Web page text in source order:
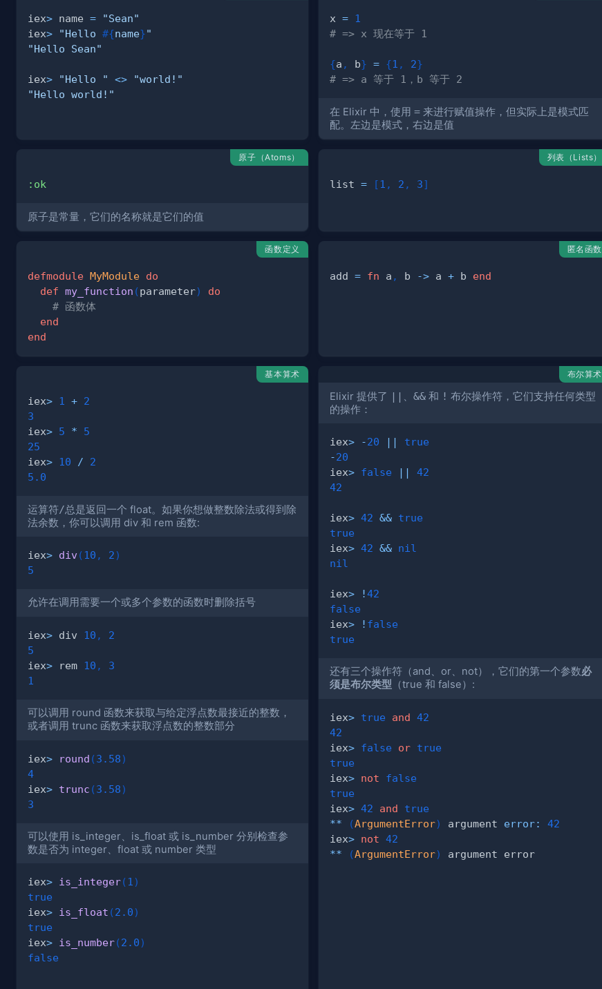
iex> name =
"Sean"
iex> "Hello #{name}"
"Hello Sean"
iex> "Hello " <>
"world!"
"Hello world!"
x = 1
# => x 现在等于 1
{a , b} = {1 , 2}
# => a 等于 1，b 等于 2
在 Elixir 中，使用= 来进行赋值操作，但实际上是模式匹
配。左边是模式，右边是值
原子（Atoms）
:ok
原子是常量，它们的名称就是它们的值
列表（Lists）
list = [1 , 2 , 3]
函数定义
defmodule MyModule do
def my_function (parameter)
do
# 函数体
end
end
匿名函数
add = fn a , b -> a + b end
基本算术
iex> 1 + 2
3
iex> 5 *
5
25
iex> 10 /
2
5.0
运算符/总是返回一个 float。如果你想做整数除法或得到除
法余数，你可以调用 div 和 rem 函数:
iex> div (10 , 2)
5
允许在调用需要一个或多个参数的函数时删除括号
iex> div 10 ,
2
5
iex> rem 10 ,
3
1
可以调用 round 函数来获取与给定浮点数最接近的整数，
或者调用 trunc 函数来获取浮点数的整数部分
iex> round (3.58)
4
iex> trunc (3.58)
3
可以使用 is_integer、is_float 或 is_number 分别检查参
数是否为 integer、float 或 number 类型
iex> is_integer(1 )
true
iex> is_float (2.0)
true
iex> is_number(2.0)
false
布尔算术
Elixir 提供了 || 、&& 和 ! 布尔操作符，它们支持任何类型
的操作：
iex> -20 ||
true
-20
iex> false ||
42
42
iex> 42 && true
true
iex> 42 && nil
nil
iex> !42
false
iex> ! false
true
还有三个操作符（and、or、not），它们的第一个参数必
须是布尔类型 （true 和 false）:
iex> true and 42
42
iex> false or true
true
iex> not
false
true
iex> 42 and
true
** (ArgumentError) argument error:
42
iex> not 42
** (ArgumentError)